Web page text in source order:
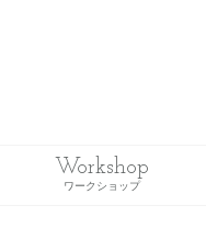
Workshop
ワークショップ